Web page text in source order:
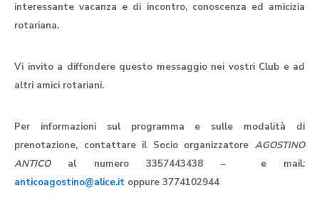
interessante vacanza e di incontro, conoscenza ed amicizia
rotariana.
Vi invito a diffondere questo messaggio nei vostri Club e ad
altri amici rotariani.
Per informazioni sul programma e sulle modalità di
prenotazione, contattare il Socio organizzatore AGOSTINO
ANTICOal numero 3357443438 – e mail:
anticoagostino@alice.it oppure 3774102944